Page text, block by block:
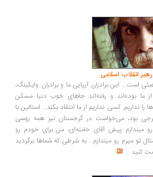
انقلاب اسلامی
است... این برادران آریایی ما و برادران وایکینگ،
ما بوده‌اند و رفته‌اند جاهای خوب دنیا مسکن
نداریم. کسی نداریم از ما انتقاد بکند... استالین با
بود، می‌خواست در گرجستان نیز همه روسی
میندازم پیش آقای خامنه‌ای، من برای خودم رو
تو میرم رو میندازم... به شرطی که شماها برگردید
کنید ...